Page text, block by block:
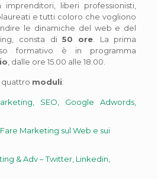
liberi professionisti,
e tutti coloro che vogliono
le dinamiche del web e del
consta di50 ore. La prima
formativo è in programma
, dalle ore 15.00 alle 18.00.
quattro moduli:
SEO, Google Adwords,
Marketing sul Web e sui
& Adv – Twitter, Linkedin,